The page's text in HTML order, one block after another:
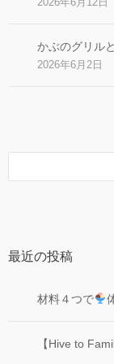
かぶのグリル
2026年6月2日
最近の投稿
材料４つで
【Hive to